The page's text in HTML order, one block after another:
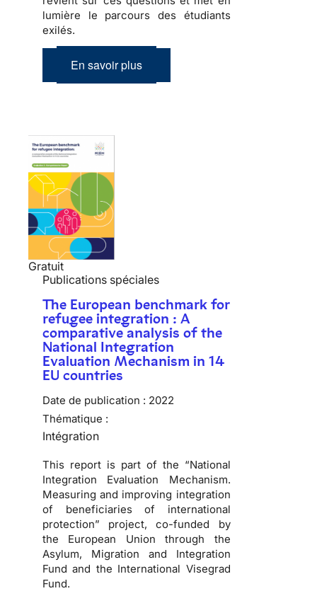
lumière le parcours des étudiants
exilés.
En savoir plus
Gratuit
Publications spéciales
The European benchmark for
refugee integration : A
comparative analysis of the
National Integration
Evaluation Mechanism in 14
EU countries
Date de publication : 2022
Thématique :
Intégration
This report is part of the “National
Integration Evaluation Mechanism.
Measuring and improving integration
of beneficiaries of international
protection” project, co-funded by
the European Union through the
Asylum, Migration and Integration
Fund and the International Visegrad
Fund.